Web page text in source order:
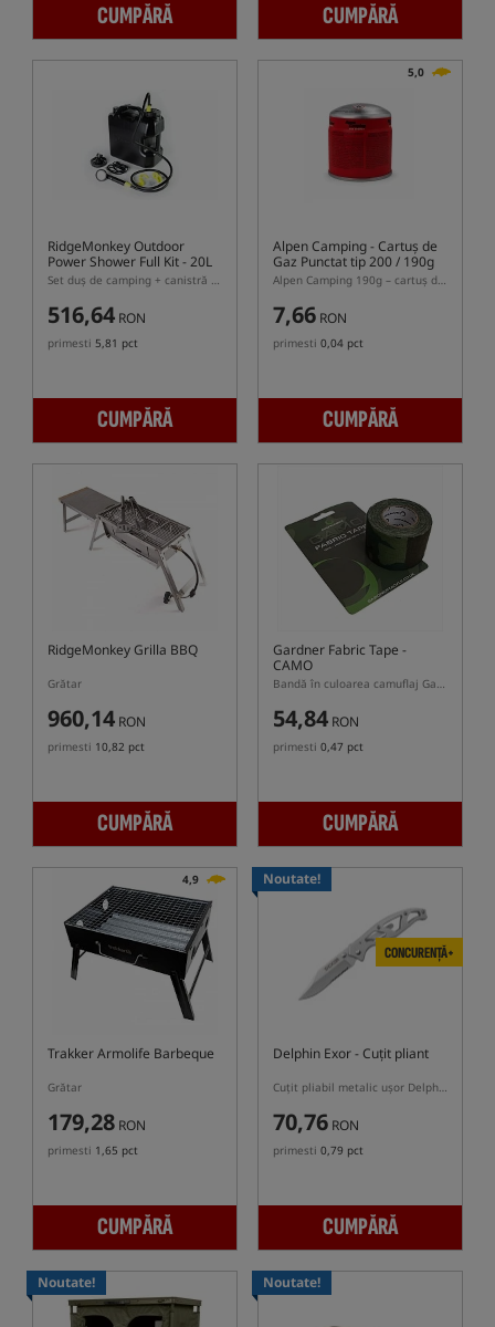
CUMPĂRĂ CUMPĂRĂ
RidgeMonkey Outdoor
Power Shower Full Kit - 20L
Set duș de camping + canistră de apă 20L
516,64 RON
primesti 5,81 pct
CUMPĂRĂ
5,0
Alpen Camping- Cartuș de
Gaz Punctat tip 200 / 190g
Alpen Camping 190g – cartuș de gaz perforat pentru aragaz turistic
7,66 RON
primesti 0,04 pct
CUMPĂRĂ
RidgeMonkey Grilla BBQ
Grătar
960,14 RON
primesti 10,82 pct
CUMPĂRĂ
Gardner Fabric Tape -
CAMO
Bandă în culoarea camuflaj Gardner
54,84 RON
primesti 0,47 pct
CUMPĂRĂ
4,9
Trakker Armolife Barbeque
Grătar
179,28 RON
primesti 1,65 pct
CUMPĂRĂ
Noutate!
CONCURENȚĂ+
Delphin Exor- Cuțit pliant
Cuțit pliabil metalic ușor Delphin Exor
70,76 RON
primesti 0,79 pct
CUMPĂRĂ
Noutate! Noutate!